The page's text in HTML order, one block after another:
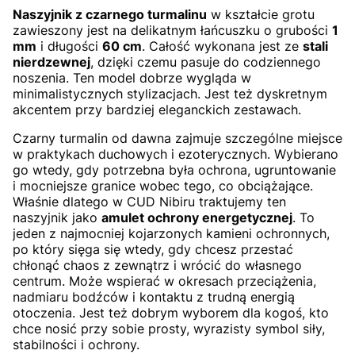
Naszyjnik z czarnego turmalinu w kształcie grotu
zawieszony jest na delikatnym łańcuszku o grubości 1
mm i długości 60 cm. Całość wykonana jest ze stali
nierdzewnej, dzięki czemu pasuje do codziennego
noszenia. Ten model dobrze wygląda w
minimalistycznych stylizacjach. Jest też dyskretnym
akcentem przy bardziej eleganckich zestawach.
Czarny turmalin od dawna zajmuje szczególne miejsce
w praktykach duchowych i ezoterycznych. Wybierano
go wtedy, gdy potrzebna była ochrona, ugruntowanie
i mocniejsze granice wobec tego, co obciążające.
Właśnie dlatego w CUD Nibiru traktujemy ten
naszyjnik jako amulet ochrony energetycznej. To
jeden z najmocniej kojarzonych kamieni ochronnych,
po który sięga się wtedy, gdy chcesz przestać
chłonąć chaos z zewnątrz i wrócić do własnego
centrum. Może wspierać w okresach przeciążenia,
nadmiaru bodźców i kontaktu z trudną energią
otoczenia. Jest też dobrym wyborem dla kogoś, kto
chce nosić przy sobie prosty, wyrazisty symbol siły,
stabilności i ochrony.